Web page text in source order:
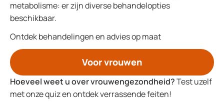
metabolisme: er zijn diverse behandelopties
beschikbaar.
Ontdek behandelingen en advies op maat
Voor vrouwen
Hoeveel weet u over vrouwengezondheid?Test uzelf
met onze quiz en ontdek verrassende feiten!